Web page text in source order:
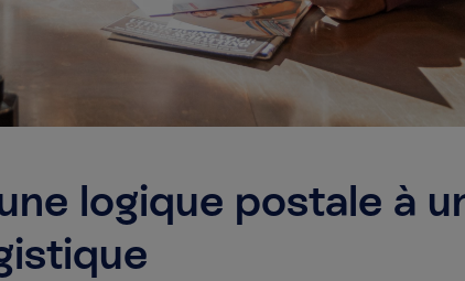
logique postale à